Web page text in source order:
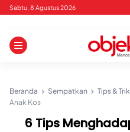
Skip
content
Sabtu, 8 Agustus 2026
Beranda Sempatkan Tips & Trik
Anak Kos
6 Tips